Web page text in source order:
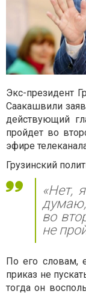
Экс-президент
Саакашвили
действующий
пройдет во
эфире
Грузинский
«Нет,
во
не
По его словам,
приказ не
тогда он